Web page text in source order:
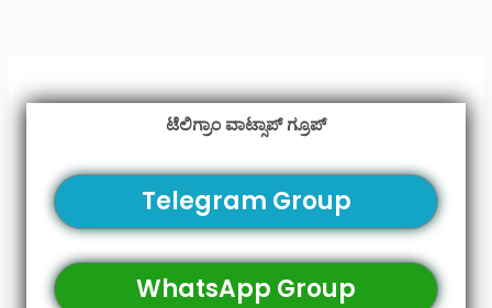
ಟೆಲಿಗ್ರಾಂ ವಾಟ್ಸಾಪ್ ಗ್ರೂಪ್
Telegram Group
WhatsApp Group